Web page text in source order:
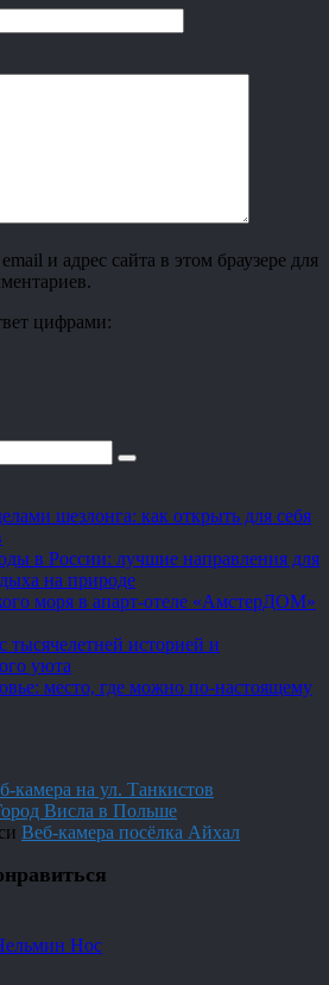
и адрес сайта в этом браузере для
цифрами:
шезлонга: как открыть для себя
в России: лучшие направления для
на природе
моря в апарт-отеле «АмстерДОМ»
тысячелетней историей и
уюта
место, где можно по-настоящему
камера на ул. Танкистов
Висла в Польше
Веб-камера посёлка Айхал
Нос